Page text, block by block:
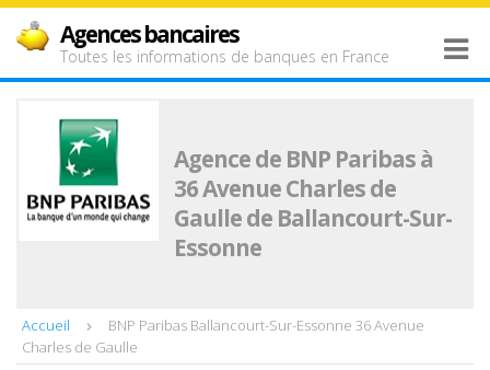
Agences bancaires
Toutes les informations de banques en France
Agence de BNP Paribas à
36 Avenue Charles de
Gaulle de Ballancourt-Sur-
Essonne
Accueil
BNP Paribas Ballancourt-Sur-Essonne 36 Avenue
Charles de Gaulle